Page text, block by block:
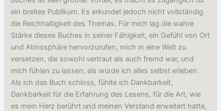
ein breites Publikum. Es erkundet jedoch nicht vollständig
die Reichhaltigkeit des Themas. Für mich lag die wahre
Stärke dieses Buches in seiner Fähigkeit, ein Gefühl von Ort
und Atmosphäre hervorzurufen, mich in eine Welt zu
versetzen, die sowohl vertraut als auch fremd war, und
mich fühlen zu lassen, als würde ich alles selbst erleben.
Als ich das Buch schloss, fühlte ich Dankbarkeit,
Dankbarkeit für die Erfahrung des Lesens, für die Art, wie
es mein Herz berührt und meinen Verstand erweitert hatte,